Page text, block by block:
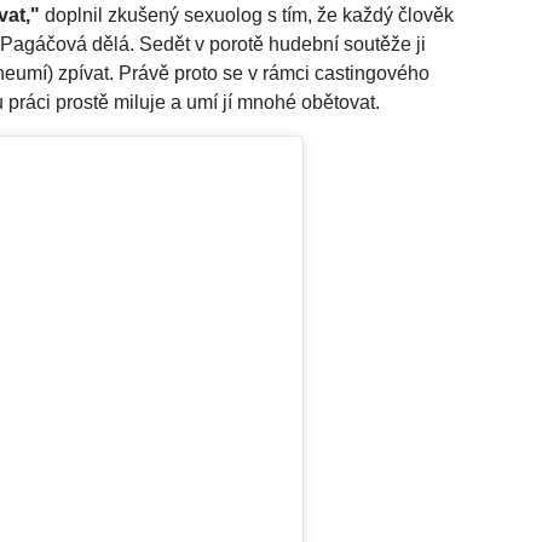
doplnil zkušený sexuolog s tím, že každý člověk
dělá. Sedět v porotě hudební soutěže ji
zpívat. Právě proto se v rámci castingového
prostě miluje a umí jí mnohé obětovat.